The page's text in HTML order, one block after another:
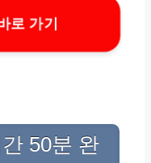
로 가기
50분 완